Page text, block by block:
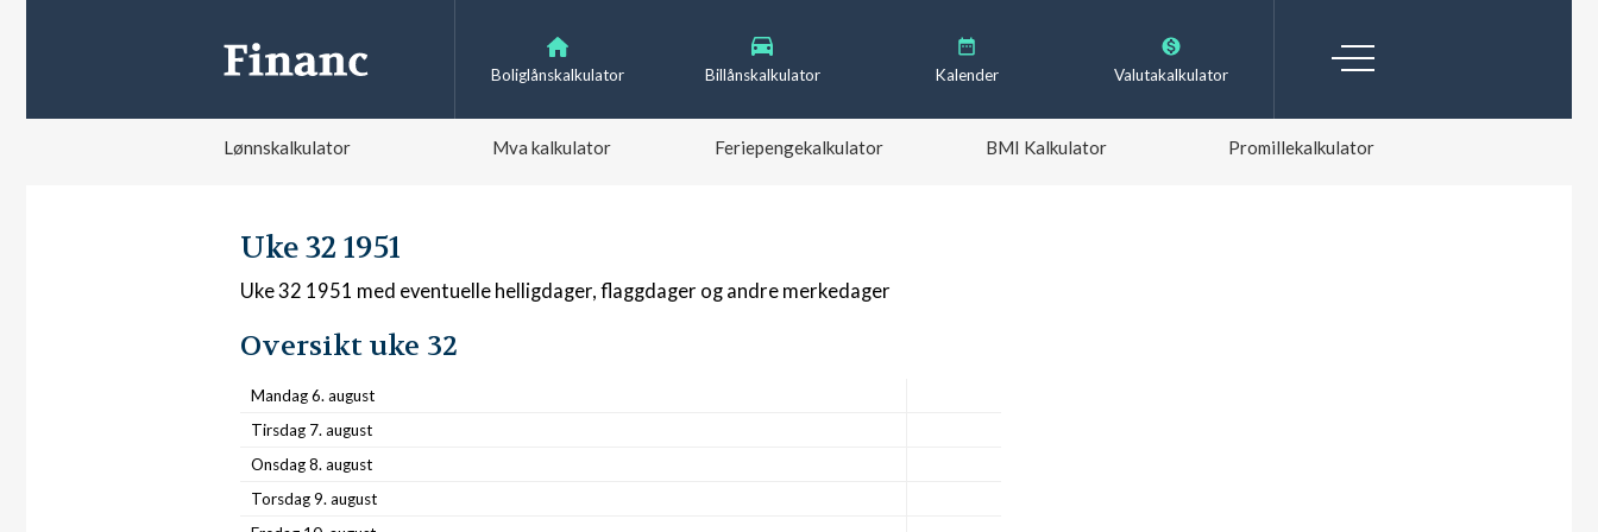
Boliglånskalkulator Billånskalkulator Kalender Valutakalkulator
Lønnskalkulator Mva kalkulator Feriepengekalkulator BMI Kalkulator Promillekalkulator
Uke 32 1951
Uke 32 1951 med eventuelle helligdager, flaggdager og andre merkedager
Oversikt uke 32
Mandag 6. august
Tirsdag 7. august
Onsdag 8. august
Torsdag 9. august